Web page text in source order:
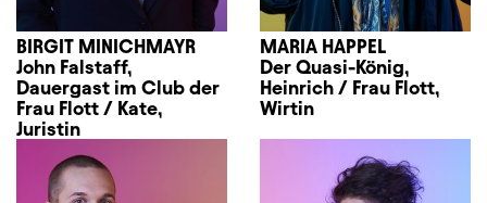
BIRGIT MINICHMAYR
John Falstaff,
Dauergast im Club der
Frau Flott / Kate,
Juristin
MARIA HAPPEL
Der Quasi-König,
Heinrich / Frau Flott,
Wirtin